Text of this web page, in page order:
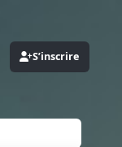
S’inscrire